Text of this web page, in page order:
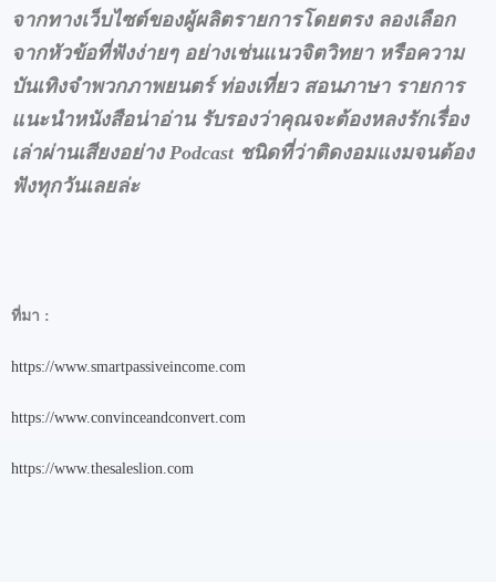
จากทางเว็บไซต์ของผู้ผลิตรายการโดยตรง ลองเลือก
จากหัวข้อที่ฟังง่ายๆ อย่างเช่นแนวจิตวิทยา หรือความ
บันเทิงจำพวกภาพยนตร์ ท่องเที่ยว สอนภาษา รายการ
แนะนำหนังสือน่าอ่าน รับรองว่าคุณจะต้องหลงรักเรื่อง
เล่าผ่านเสียงอย่าง Podcastชนิดที่ว่าติดงอมแงมจนต้อง
ฟังทุกวันเลยล่ะ
ที่มา :
https://www.smartpassiveincome.com
https://www.convinceandconvert.com
https://www.thesaleslion.com